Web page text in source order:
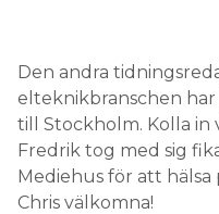
Search for:
SEARCH
Den andra
elteknikbranschen
till Stockholm. Kolla in
Fredrik tog med sig
Mediehus för att hälsa
Chris välkomna!